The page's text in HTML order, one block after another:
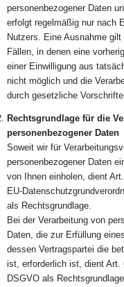
personenbezogener Daten
erfolgt regelmäßig nur nach
Nutzers. Eine Ausnahme
Fällen, in denen eine
einer Einwilligung aus
nicht möglich und die
durch gesetzliche
Rechtsgrundlage für die
personenbezogener Daten
Soweit wir für
personenbezogener Daten
von Ihnen einholen, dient
EU-
als Rechtsgrundlage.
Bei der Verarbeitung von
Daten, die zur Erfüllung
dessen Vertragspartei die
ist, erforderlich ist, dient Art.
DSGVO als